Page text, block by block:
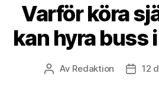
Varför köra
kan hyra buss
Inläggsförfattare
Av Redaktion 12